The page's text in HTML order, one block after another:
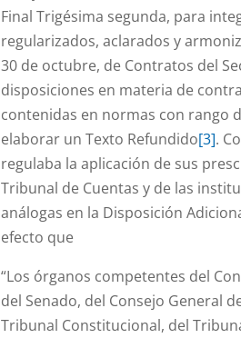
Final Trigésima segunda, para
regularizados, aclarados y
30 de octubre, de Contratos del
disposiciones en materia de
contenidas en normas con rango
elaborar un Texto Refundido[3].
regulaba la aplicación de sus
Tribunal de Cuentas y de las
análogas en la Disposición
efecto que
“Los órganos competentes del
del Senado, del Consejo General
Tribunal Constitucional, del